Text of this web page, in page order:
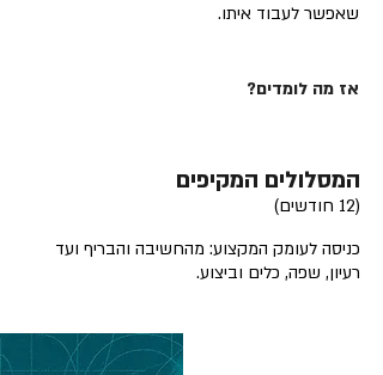
שאפשר לעבוד איתו.
אז מה לומדים?
המסלולים המקיפים
(12 חודשים)
כניסה לעומק המקצוע: מהחשיבה והבריף ועד
רעיון, שפה, כלים וביצוע.